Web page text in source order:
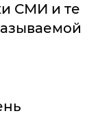
СМИ и те